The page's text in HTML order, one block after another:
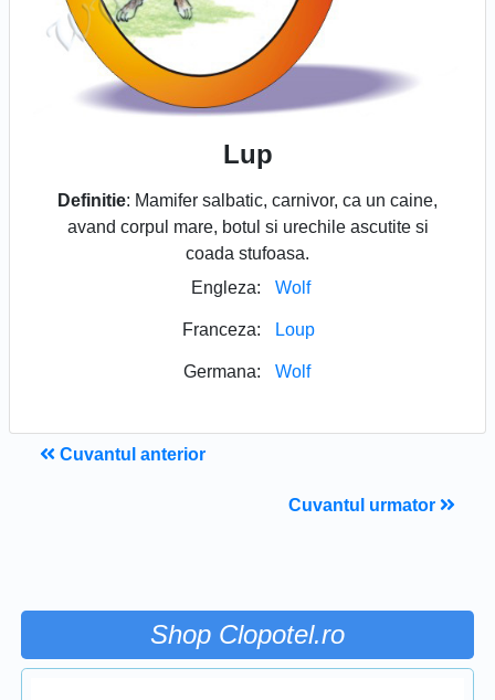
Lup
Definitie: Mamifer salbatic, carnivor, ca un caine,
avand corpul mare, botul si urechile ascutite si
coada stufoasa.
Engleza:
Wolf
Franceza: Loup
Germana: Wolf
Cuvantul anterior
Cuvantul urmator
Shop Clopotel.ro